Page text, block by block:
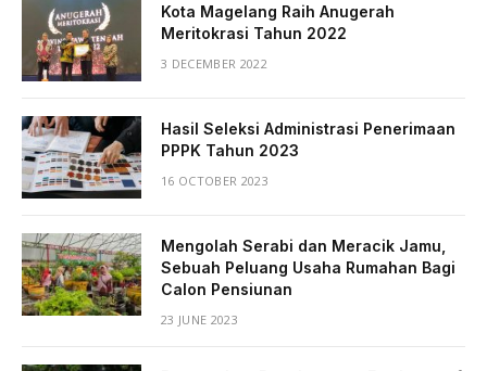
Kota Magelang Raih Anugerah
Meritokrasi Tahun 2022
3 DECEMBER 2022
Hasil Seleksi Administrasi Penerimaan
PPPK Tahun 2023
16 OCTOBER 2023
Mengolah Serabi dan Meracik Jamu,
Sebuah Peluang Usaha Rumahan Bagi
Calon Pensiunan
23 JUNE 2023